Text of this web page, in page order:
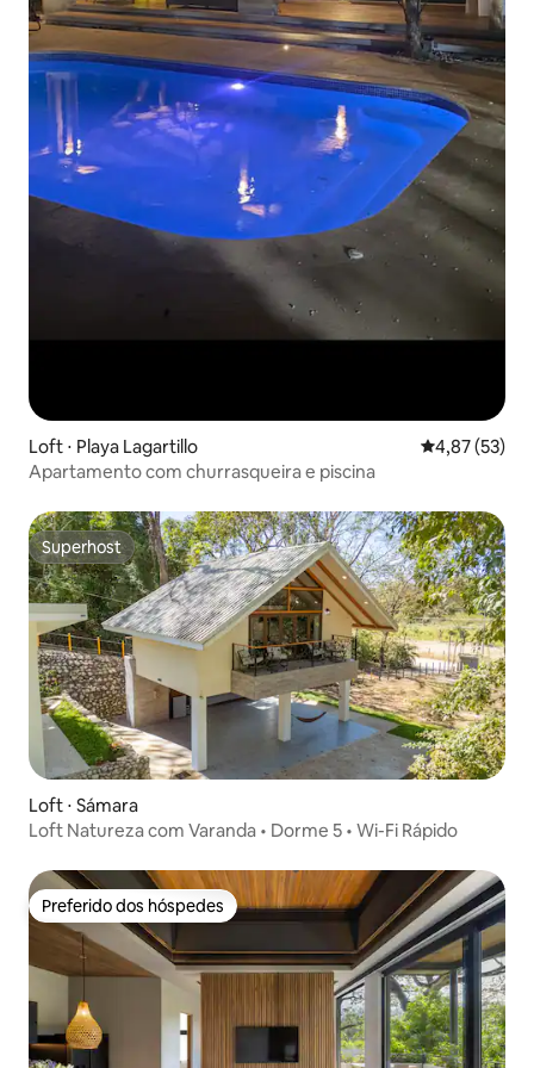
Loft ⋅ Playa Lagartillo 4,87 de uma
4,87 (53)
Apartamento com churrasqueira e piscina
Superhost
Superhost
Loft ⋅ Sámara
Loft Natureza com Varanda • Dorme 5 • Wi-Fi Rápido
Preferido dos hóspedes
Preferido dos hóspedes